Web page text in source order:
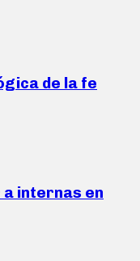
de la fe
a internas en